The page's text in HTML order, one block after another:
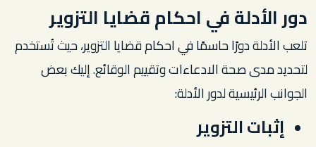
دور الأدلة في احكام قضايا التزوير
تلعب الأدلة دورًا حاسمًا في احكام قضايا التزوير، حيث تُستخدم
لتحديد مدى صحة الادعاءات وتقييم الوقائع. إليك بعض
الجوانب الرئيسية لدور الأدلة:
إثبات التزوير